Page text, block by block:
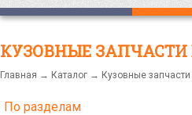
КУЗОВНЫЕ ЗАПЧАСТИ
Главная → Каталог → Кузовные запчасти
По разделам